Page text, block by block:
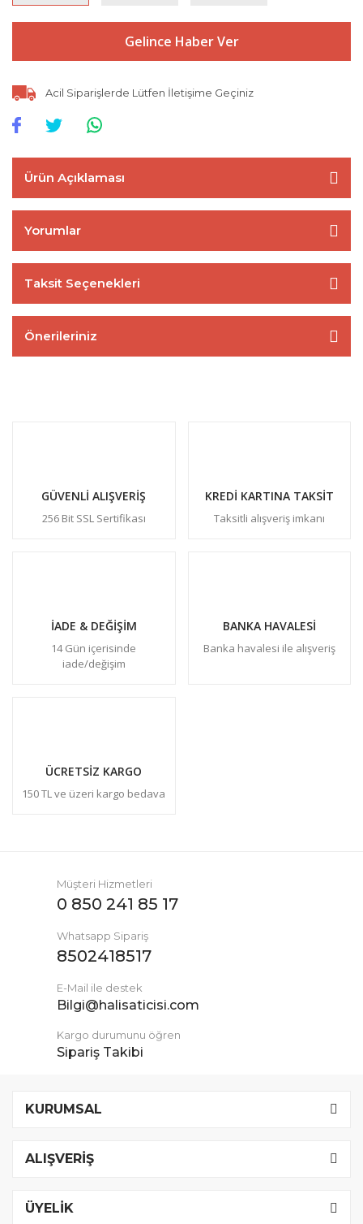
Gelince Haber Ver
Acil Siparişlerde Lütfen İletişime Geçiniz
Ürün Açıklaması
Yorumlar
Taksit Seçenekleri
Önerileriniz
GÜVENLİ ALIŞVERİŞ
256 Bit SSL Sertifikası
KREDİ KARTINA TAKSİT
Taksitli alışveriş imkanı
İADE & DEĞİŞİM
14 Gün içerisinde
iade/değişim
BANKA HAVALESİ
Banka havalesi ile alışveriş
ÜCRETSİZ KARGO
150 TL ve üzeri kargo bedava
Müşteri Hizmetleri
0 850 241 85 17
Whatsapp Sipariş
8502418517
E-Mail ile destek
Bilgi@halisaticisi.com
Kargo durumunu öğren
Sipariş Takibi
KURUMSAL
ALIŞVERİŞ
ÜYELİK